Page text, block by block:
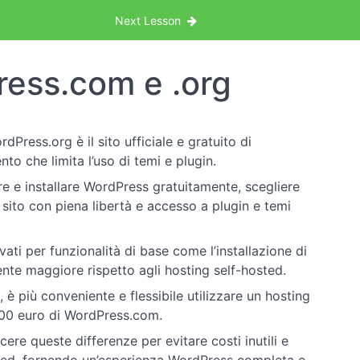
Next Lesson
e .org
è il sito ufficiale e gratuito di
che limita l’uso di temi e plugin.
e installare WordPress gratuitamente, scegliere
con piena libertà e accesso a plugin e temi
per funzionalità di base come l’installazione di
maggiore rispetto agli hosting self-hosted.
più conveniente e flessibile utilizzare un hosting
euro di WordPress.com.
queste differenze per evitare costi inutili e